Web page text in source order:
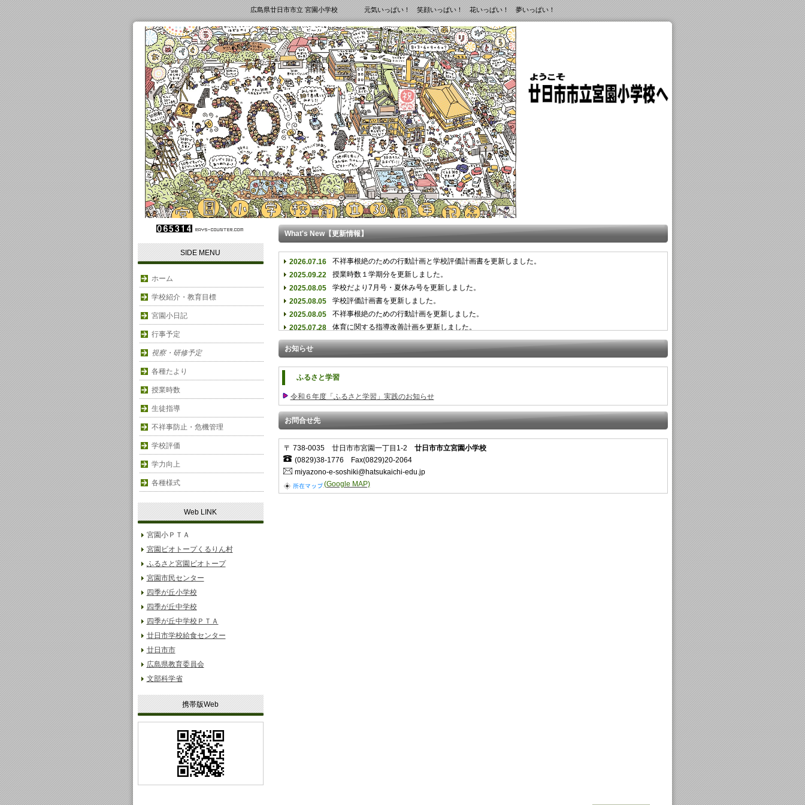
広島県廿日市市立 宮園小学校 元気いっぱい！ 笑顔いっぱい！ 花いっぱい！ 夢いっぱい！
What's New【更新情報】
2026.07.16
不祥事根絶のための行動計画と学校評価計画書を更新しました。
2025.09.22
授業時数１学期分を更新しました。
2025.08.05
学校だより7月号・夏休み号を更新しました。
2025.08.05
学校評価計画書を更新しました。
2025.08.05
不祥事根絶のための行動計画を更新しました。
2025.07.28
体育に関する指導改善計画を更新しました。
2025.06.11
学校だよりを更新しました。
2025.04.24
2025.01.15
体育に関する指導改善計画を更新しました。
2025.01.07
宮園小日記を更新しました。
2024.12.13
宮園小日記を更新しました。
2024.11.14
宮園小日記を更新しました。
2024.11.13
宮園小日記を更新しました。
2024.10.15
宮園小日記を更新しました。
2024.09.03
宮園小日記を更新しました。
2024.08.01
体育に関する指導改善計画を更新しました。
2024.07.06
宮園小日記を更新しました。
お知らせ
ふるさと学習
令和６年度「ふるさと学習」実践のお知らせ
お問合せ先
〒 738-0035 廿日市市宮園一丁目1-2 廿日市市立宮園小学校
(0829)38-1776 Fax(0829)20-2064
miyazono-e-soshiki@hatsukaichi-edu.jp
(Google MAP)
SIDE MENU
ホーム
学校紹介・教育目標
宮園小日記
行事予定
視察・研修予定
各種たより
授業時数
生徒指導
不祥事防止・危機管理
学校評価
学力向上
各種様式
Web LINK
宮園小ＰＴＡ
宮園ビオトープくるりん村
ふるさと宮園ビオトープ
宮園市民センター
四季が丘小学校
四季が丘中学校
四季が丘中学校ＰＴＡ
廿日市学校給食センター
廿日市市
広島県教育委員会
文部科学省
携帯版Web